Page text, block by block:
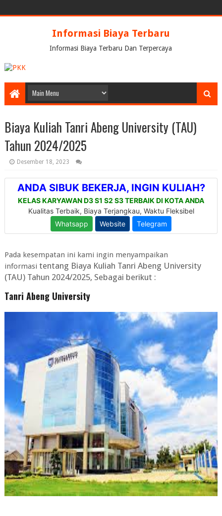
Informasi Biaya Terbaru
Informasi Biaya Terbaru Dan Terpercaya
Biaya Kuliah Tanri Abeng University (TAU)
Tahun 2024/2025
Desember 18, 2023
Pada kesempatan ini kami ingin menyampaikan
informasitentang Biaya Kuliah Tanri Abeng University
(TAU) Tahun 2024/2025, Sebagai berikut :
Tanri Abeng University